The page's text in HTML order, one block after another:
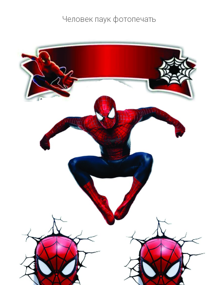
Человек паук фотопечать